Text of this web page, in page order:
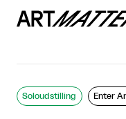
Soloudstilling Enter